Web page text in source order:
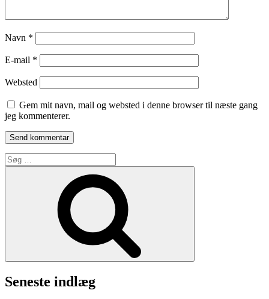
Navn *
E-mail *
Websted
Gem mit navn, mail og websted i denne browser til næste gang
jeg kommenterer.
Søg
efter:
Seneste indlæg